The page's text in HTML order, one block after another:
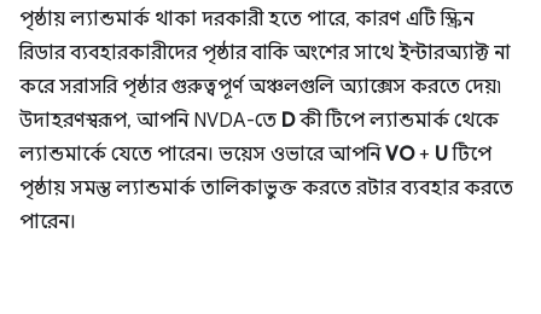
পৃষ্ঠায় ল্যান্ডমার্ক থাকা দরকারী হতে পারে, কারণ এটি স্ক্রিন
রিডার ব্যবহারকারীদের পৃষ্ঠার বাকি অংশের সাথে ইন্টারঅ্যাক্ট না
করে সরাসরি পৃষ্ঠার গুরুত্বপূর্ণ অঞ্চলগুলি অ্যাক্সেস করতে দেয়৷
উদাহরণস্বরূপ, আপনি NVDA-তে Dকী টিপে ল্যান্ডমার্ক থেকে
ল্যান্ডমার্কে যেতে পারেন। ভয়েস ওভারে আপনিVO+ Uটিপে
পৃষ্ঠায় সমস্ত ল্যান্ডমার্ক তালিকাভুক্ত করতে রটার ব্যবহার করতে
পারেন।